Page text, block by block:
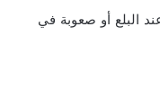
البلع أو صعوبة في